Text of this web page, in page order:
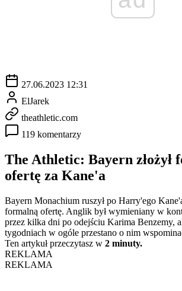
27.06.2023 12:31
ElJarek
theathletic.com
119 komentarzy
The Athletic: Bayern złożył
ofertę za Kane'a
Bayern Monachium ruszył po Harry'ego
formalną ofertę. Anglik był wymieniany w
przez kilka dni po odejściu Karima Benzemy,
tygodniach w ogóle przestano o nim
Ten artykuł przeczytasz w 2 minuty.
REKLAMA
REKLAMA